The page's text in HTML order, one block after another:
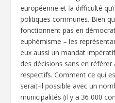
européenne et la difficulté
politiques communes. Bien
fonctionnent pas en
euphémisme – les
eux aussi un mandat
des décisions sans en
respectifs. Comment ce qui
serait-il possible avec un
municipalités (il y a 36 000